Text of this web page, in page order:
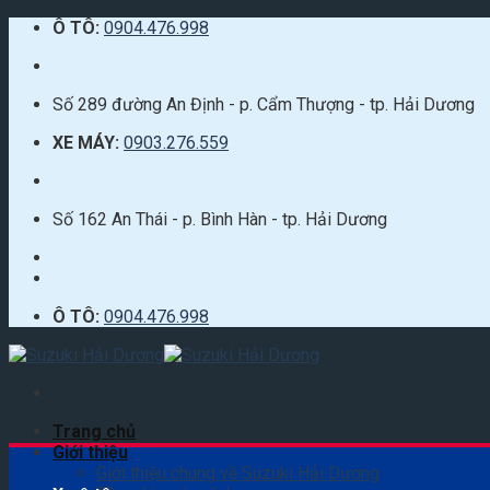
Skip
content
Ô TÔ: 0904.476.998
Số 289 đường An Định - p. Cẩm Thượng - tp. Hải Dương
XE MÁY: 0903.276.559
Số 162 An Thái - p. Bình Hàn - tp. Hải Dương
Ô TÔ: 0904.476.998
Trang chủ
Giới thiệu
Giới thiệu chung về Suzuki Hải Dương